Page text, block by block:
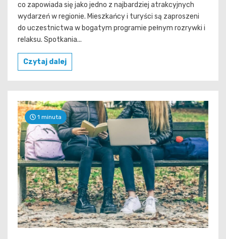
co zapowiada się jako jedno z najbardziej atrakcyjnych
wydarzeń w regionie. Mieszkańcy i turyści są zaproszeni
do uczestnictwa w bogatym programie pełnym rozrywki i
relaksu. Spotkania...
Czytaj dalej
1 minuta